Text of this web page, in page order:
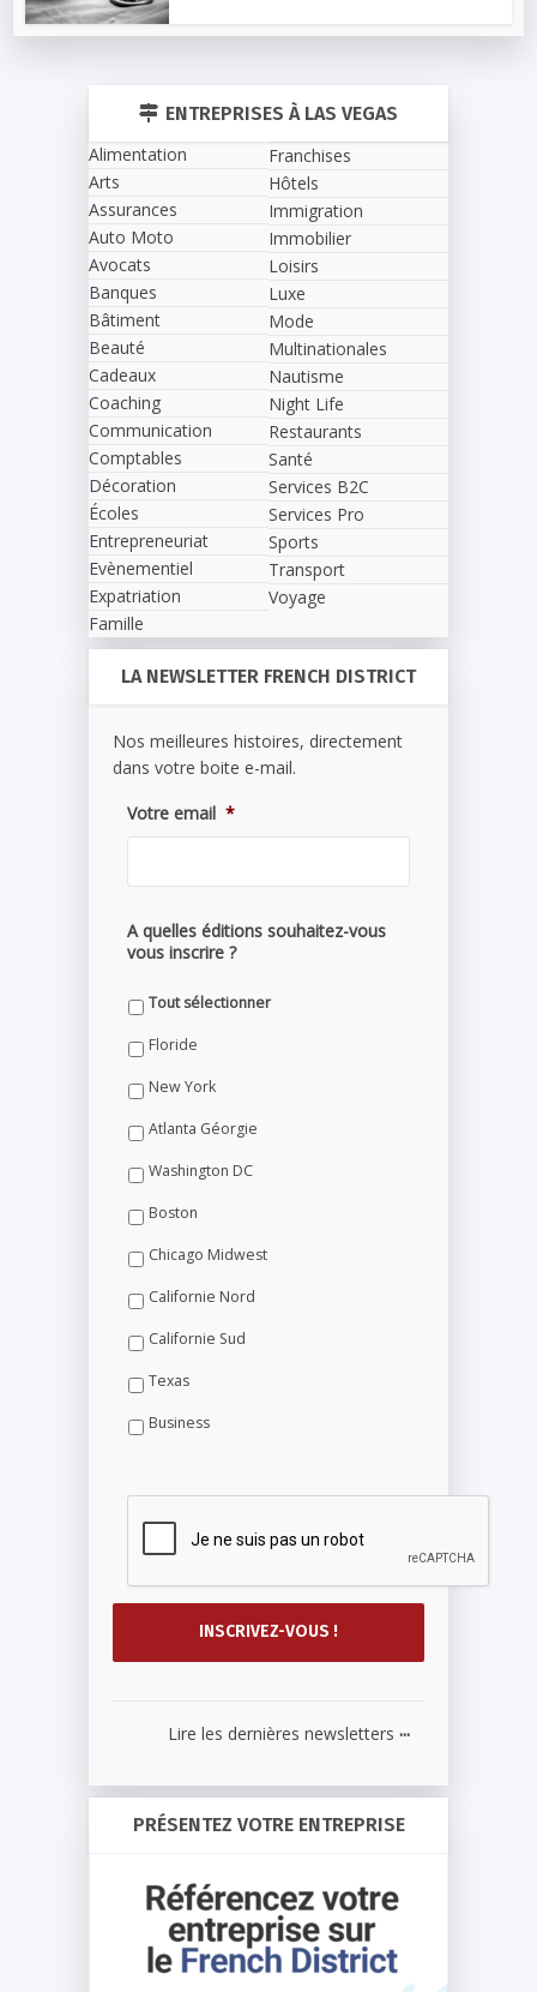
ENTREPRISES À LAS VEGAS
Alimentation
Arts
Assurances
Auto Moto
Avocats
Banques
Bâtiment
Beauté
Cadeaux
Coaching
Communication
Comptables
Décoration
Écoles
Entrepreneuriat
Evènementiel
Expatriation
Famille
Franchises
Hôtels
Immigration
Immobilier
Loisirs
Luxe
Mode
Multinationales
Nautisme
Night Life
Restaurants
Santé
Services B2C
Services Pro
Sports
Transport
Voyage
LA NEWSLETTER FRENCH DISTRICT
Nos meilleures histoires, directement
dans votre boite e-mail.
Votre email *
A quelles éditions souhaitez-vous
vous inscrire ?
Tout sélectionner
Floride
New York
Atlanta Géorgie
Washington DC
Boston
Chicago Midwest
Californie Nord
Californie Sud
Texas
Business
Lire les dernières newsletters ...
PRÉSENTEZ VOTRE ENTREPRISE